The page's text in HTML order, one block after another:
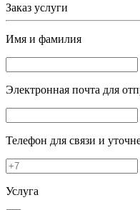
Заказ услуги
Имя и фамилия
Электронная почта для
Телефон для связи и
Услуга